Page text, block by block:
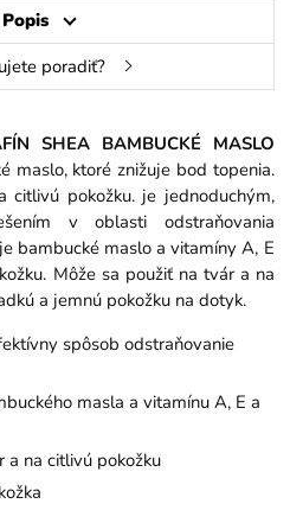
Popis
poradiť?
SHEA BAMBUCKÉ MASLO
maslo, ktoré znižuje bod topenia.
pokožku. je jednoduchým,
v oblasti odstraňovania
bambucké maslo a vitamíny A, E
Môže sa použiť na tvár a na
a jemnú pokožku na dotyk.
spôsob odstraňovanie
masla a vitamínu A, E a
a na citlivú pokožku